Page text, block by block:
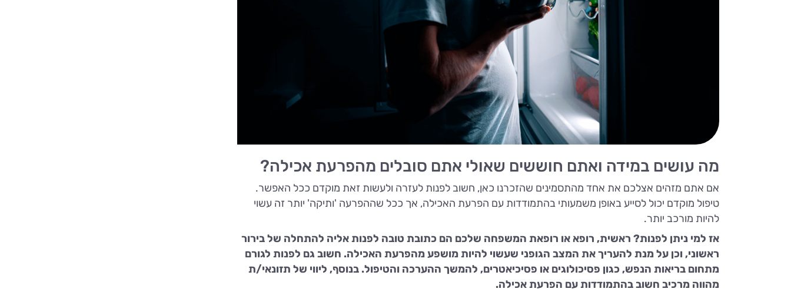
מה עושים במידה ואתם חוששים שאולי אתם סובלים מהפרעת אכילה?
אם אתם מזהים אצלכם את אחד מהתסמינים שהזכרנו כאן, חשוב לפנות לעזרה ולעשות זאת מוקדם ככל האפשר.
טיפול מוקדם יכול לסייע באופן משמעותי בהתמודדות עם הפרעת האכילה, אך ככל שההפרעה 'ותיקה' יותר זה עשוי
להיות מורכב יותר.
אז למי ניתן לפנות? ראשית, רופא או רופאת המשפחה שלכם הם כתובת טובה לפנות אליה להתחלה של בירור
ראשוני, וכן על מנת להעריך את המצב הגופני שעשוי להיות מושפע מהפרעת האכילה. חשוב גם לפנות לגורם
מתחום בריאות הנפש, כגון פסיכולוגים או פסיכיאטרים, להמשך ההערכה והטיפול. בנוסף, ליווי של תזונאי/ת
מהווה מרכיב חשוב בהתמודדות עם הפרעת אכילה.